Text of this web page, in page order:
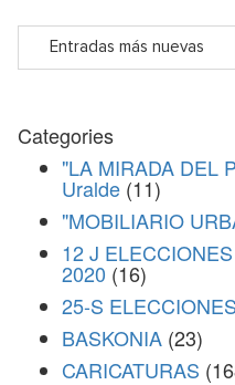
Entradas más nuevas
Categories
"LA MIRADA DEL
Uralde (11)
"MOBILIARIO
12 J
2020 (16)
25-S
BASKONIA (23)
CARICATURAS